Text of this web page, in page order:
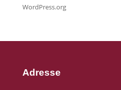
WordPress.org
Adresse